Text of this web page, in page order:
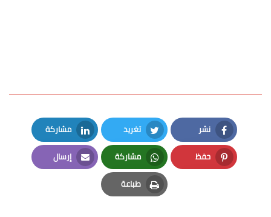
نشر
Facebook
تغريد
Twitter
مشاركة
LinkedIn
حفظ
Pinterest
مشاركة
Whatsapp
إرسال
Email
طباعة
Print